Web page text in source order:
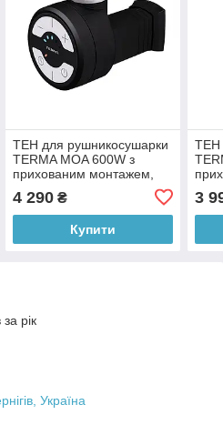
ТЕН для рушникосушарки
TERMA MOA 600W з
прихованим монтажем,
4 290₴
Купити
ТЕН
3
рік
Україна